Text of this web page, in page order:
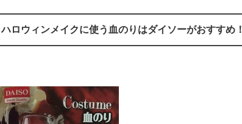
ハロウィンメイクに使う血のりはダイソーがおすすめ！